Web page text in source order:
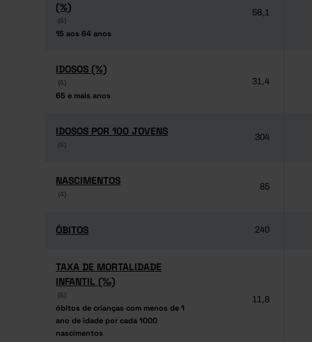
(%)
(6)
15 aos 64 anos
(%)
(6)
15 aos 64 anos
58,1
IDOSOS (%)
(6)
65 e mais anos
IDOSOS (%)
(6)
65 e mais anos
31,4
IDOSOS POR 100 JOVENS
(6)
IDOSOS POR 100 JOVENS
(6)
304
NASCIMENTOS
(4)
NASCIMENTOS
(4)
85
ÓBITOS
ÓBITOS 240
TAXA DE MORTALIDADE
INFANTIL (‰)
(6)
óbitos de crianças com menos de 1
ano de idade por cada 1000
nascimentos
TAXA DE MORTALIDADE
INFANTIL (‰)
(6)
óbitos de crianças com menos de 1
ano de idade por cada 1000
nascimentos
11,8